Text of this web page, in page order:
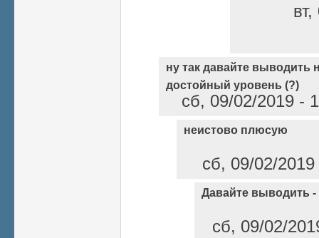
ну так давайте выводить
достойный уровень (?)
сб, 09/02/2019 -
неистово плюсую
сб, 09/02/
Давайте выводить -
сб, 09/02/